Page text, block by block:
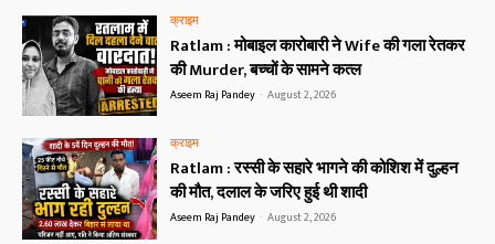
क्राइम
Ratlam : मोबाइल कारोबारी ने Wife की गला रेतकर
की Murder, बच्चों के सामने कत्ल
Aseem Raj Pandey - August 2, 2026
क्राइम
Ratlam : रस्सी के सहारे भागने की कोशिश में दुल्हन
की मौत, दलाल के जरिए हुई थी शादी
Aseem Raj Pandey - August 2, 2026